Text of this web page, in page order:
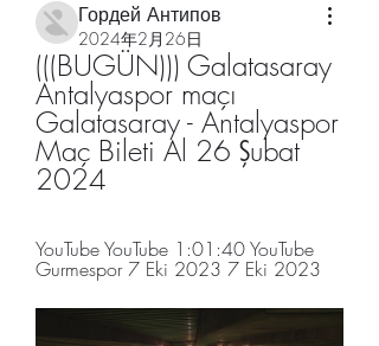
Гордей Антипов
2024年2月26日
(((BUGÜN))) Galatasaray
Antalyaspor maçı
Galatasaray - Antalyaspor
Maç Bileti Al 26 Şubat
2024
YouTube YouTube 1:01:40 YouTube
Gurmespor 7 Eki 2023 7 Eki 2023